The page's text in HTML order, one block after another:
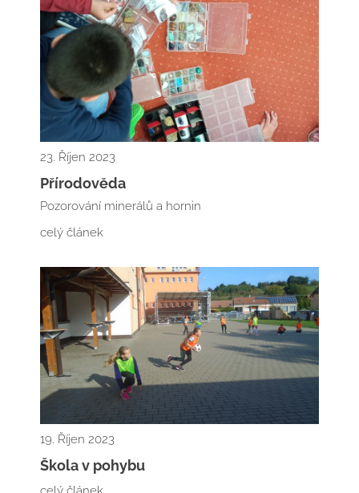
23. Říjen 2023
Přírodověda
Pozorování minerálů a hornin
celý článek
19. Říjen 2023
Škola v pohybu